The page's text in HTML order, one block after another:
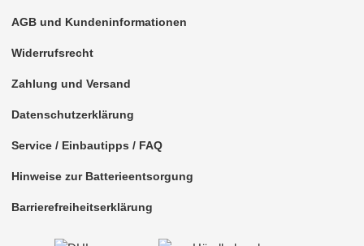
AGB und Kundeninformationen
Widerrufsrecht
Zahlung und Versand
Datenschutzerklärung
Service / Einbautipps / FAQ
Hinweise zur Batterieentsorgung
Barrierefreiheitserklärung